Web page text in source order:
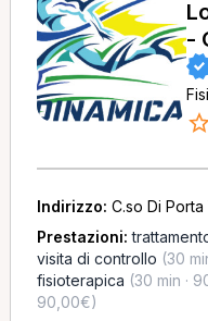
-
Indirizzo: C.so Di
Prestazioni:
visita di controllo (30
fisioterapica (30 min ·
90,00€)